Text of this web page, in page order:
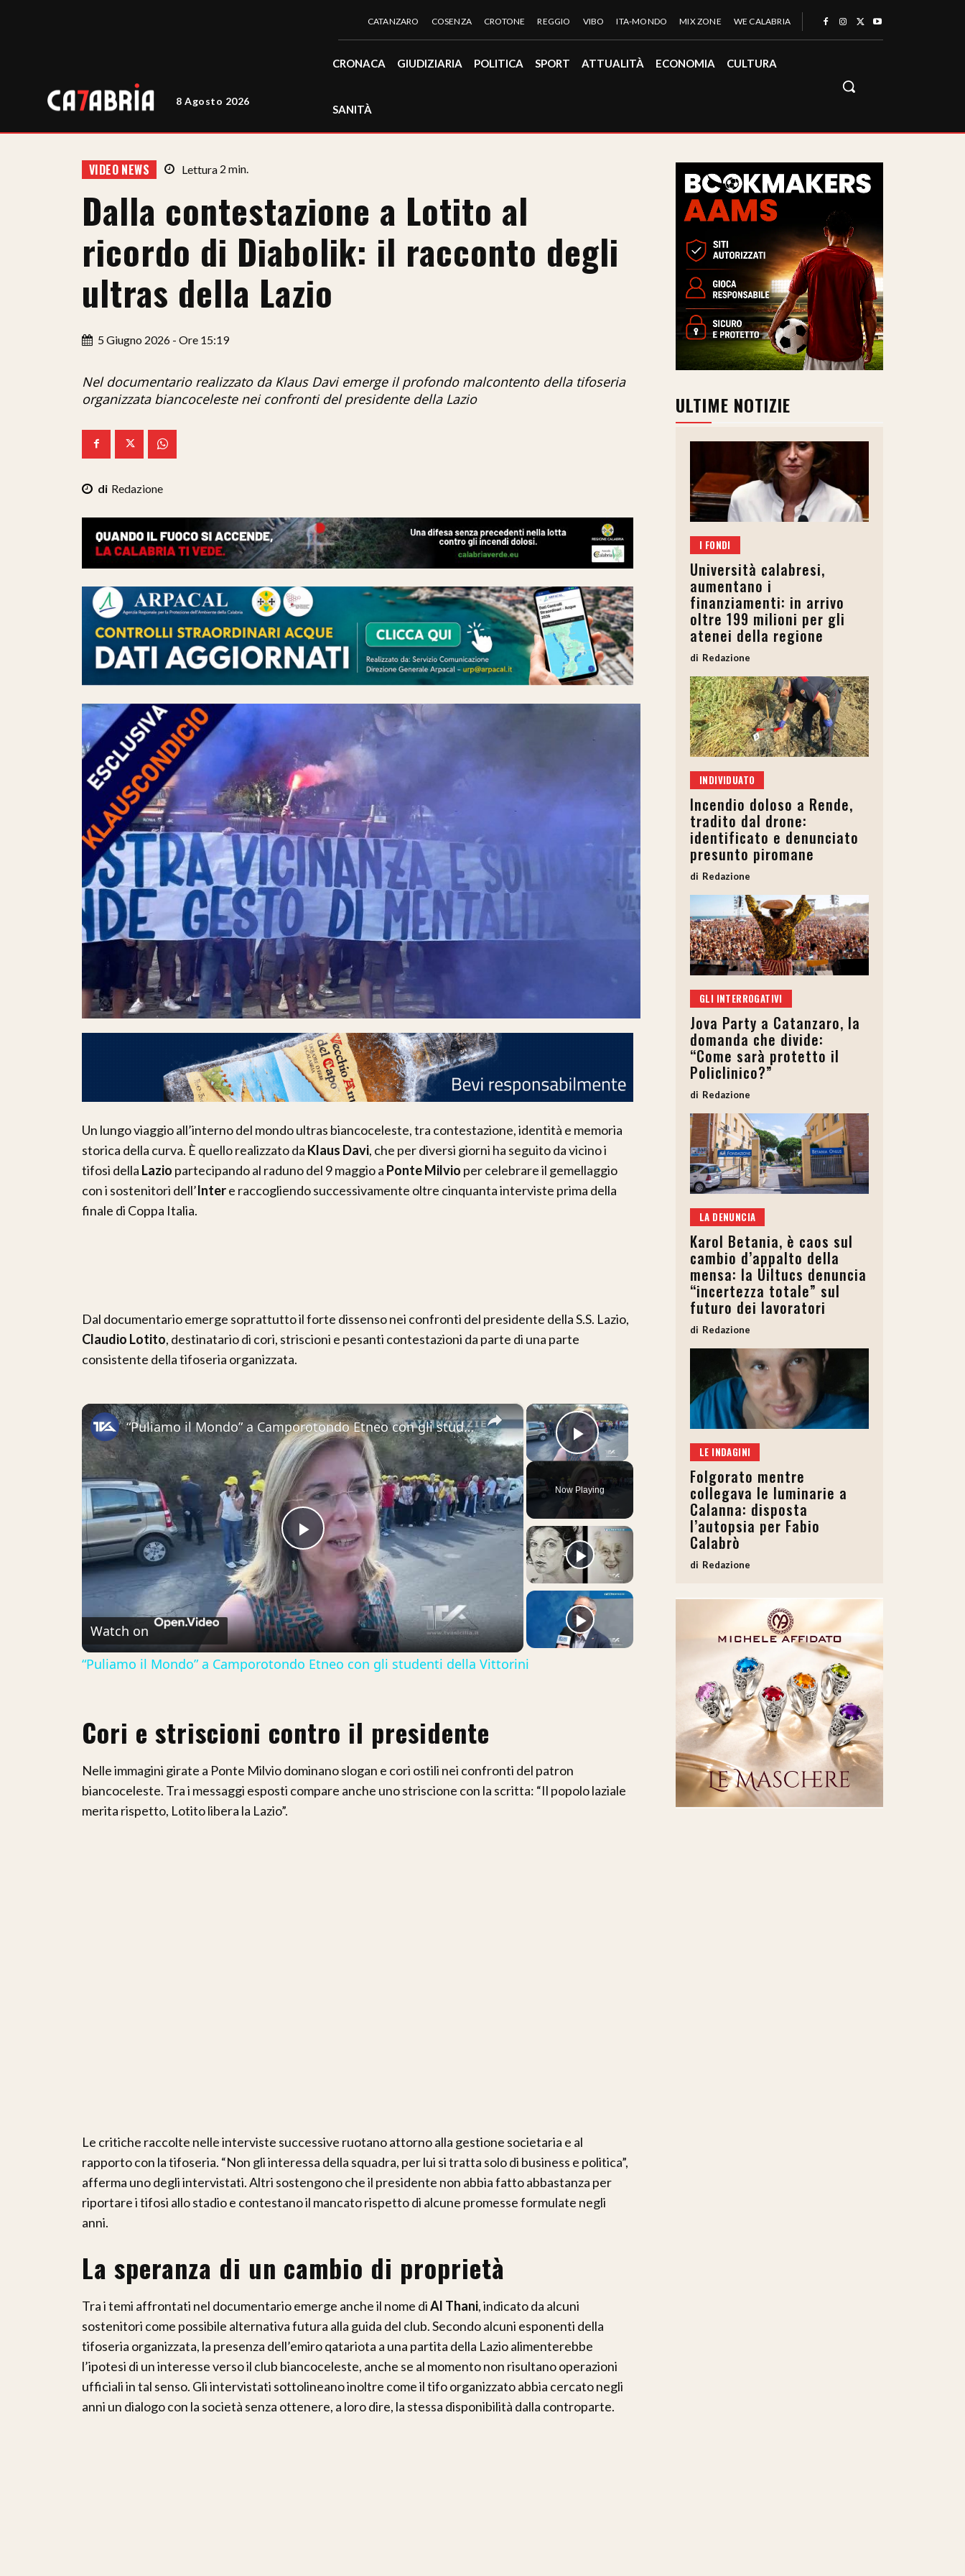
8 Agosto 2026
CATANZARO COSENZA CROTONE REGGIO VIBO ITA-MONDO MIX ZONE WE CALABRIA
CRONACA GIUDIZIARIA POLITICA SPORT ATTUALITÀ ECONOMIA CULTURA
SANITÀ
VIDEO NEWS Lettura 2 min.
Dalla contestazione a Lotito al
ricordo di Diabolik: il racconto degli
ultras della Lazio
5 Giugno 2026 - Ore 15:19
Nel documentario realizzato da Klaus Davi emerge il profondo malcontento della tifoseria
organizzata biancoceleste nei confronti del presidente della Lazio
Redazione
Un lungo viaggio all’interno del mondo ultras biancoceleste, tra contestazione, identità e memoria
storica della curva. È quello realizzato da Klaus Davi, che per diversi giorni ha seguito da vicino i
tifosi della Lazio partecipando al raduno del 9 maggio a Ponte Milvio per celebrare il gemellaggio
con i sostenitori dell’Intere raccogliendo successivamente oltre cinquanta interviste prima della
finale di Coppa Italia.
Dal documentario emerge soprattutto il forte dissenso nei confronti del presidente della S.S. Lazio,
Claudio Lotito, destinatario di cori, striscioni e pesanti contestazioni da parte di una parte
consistente della tifoseria organizzata.
×
Play Video
Now Playing
×
Play
Video
“Puliamo il Mondo” a Camporotondo Etneo con gli studenti della Vittorini
Watch on
“Puliamo il Mondo” a Camporotondo Etneo con gli studenti della Vittorini
Cori e striscioni contro il presidente
Nelle immagini girate a Ponte Milvio dominano slogan e cori ostili nei confronti del patron
biancoceleste. Tra i messaggi esposti compare anche uno striscione con la scritta: “Il popolo laziale
merita rispetto, Lotito libera la Lazio”.
Le critiche raccolte nelle interviste successive ruotano attorno alla gestione societaria e al
rapporto con la tifoseria. “Non gli interessa della squadra, per lui si tratta solo di business e politica”,
afferma uno degli intervistati. Altri sostengono che il presidente non abbia fatto abbastanza per
riportare i tifosi allo stadio e contestano il mancato rispetto di alcune promesse formulate negli
anni.
La speranza di un cambio di proprietà
Tra i temi affrontati nel documentario emerge anche il nome diAl Thani, indicato da alcuni
sostenitori come possibile alternativa futura alla guida del club. Secondo alcuni esponenti della
tifoseria organizzata, la presenza dell’emiro qatariota a una partita della Lazio alimenterebbe
l’ipotesi di un interesse verso il club biancoceleste, anche se al momento non risultano operazioni
ufficiali in tal senso. Gli intervistati sottolineano inoltre come il tifo organizzato abbia cercato negli
anni un dialogo con la società senza ottenere, a loro dire, la stessa disponibilità dalla controparte.
ULTIME NOTIZIE
I FONDI
Università calabresi,
aumentano i
finanziamenti: in arrivo
oltre 199 milioni per gli
atenei della regione
Redazione
INDIVIDUATO
Incendio doloso a Rende,
tradito dal drone:
identificato e denunciato
presunto piromane
Redazione
GLI INTERROGATIVI
Jova Party a Catanzaro, la
domanda che divide:
“Come sarà protetto il
Policlinico?”
Redazione
LA DENUNCIA
Karol Betania, è caos sul
cambio d’appalto della
mensa: la Uiltucs denuncia
“incertezza totale” sul
futuro dei lavoratori
Redazione
LE INDAGINI
Folgorato mentre
collegava le luminarie a
Calanna: disposta
l’autopsia per Fabio
Calabrò
Redazione